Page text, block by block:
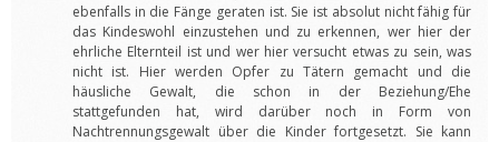
ebenfalls in die Fänge geraten ist. Sie ist absolut nicht fähig für
das Kindeswohl einzustehen und zu erkennen, wer hier der
ehrliche Elternteil ist und wer hier versucht etwas zu sein, was
nicht ist. Hier werden Opfer zu Tätern gemacht und die
häusliche Gewalt, die schon in der Beziehung/Ehe
stattgefunden hat, wird darüber noch in Form von
Nachtrennungsgewalt über die Kinder fortgesetzt. Sie kann